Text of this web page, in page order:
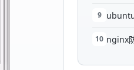
9
10 nginx